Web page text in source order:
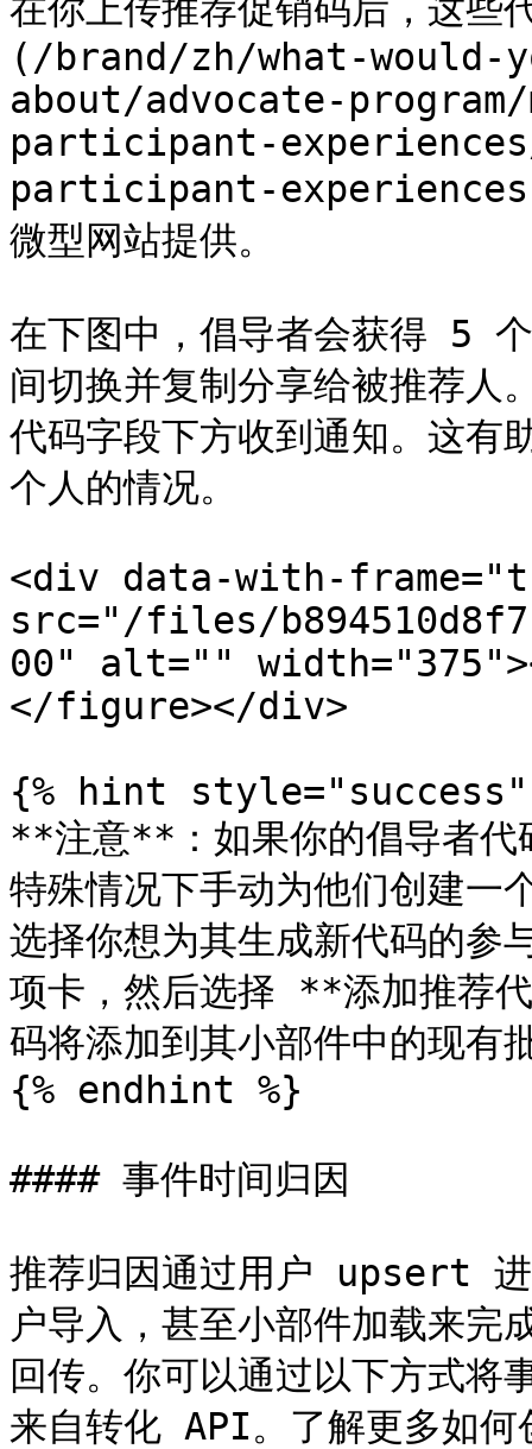
在你上传推荐促销码后，这
(/brand/zh/what-
about/advocate-program/
participant-
participant-
微型网站提供。
在下图中，倡导者会获得 5
间切换并复制分享给被推荐人
代码字段下方收到通知。这有
个人的情况。
<div data-with-
src="/files/
00" alt=""
</figure></div>
{% hint style="success"
**注意**：如果你的倡导者代
特殊情况下手动为他们创建
选择你想为其生成新代码的
项卡，然后选择 **添加推荐
码将添加到其小部件中的现有
{% endhint %}
#### 事件时间归因
推荐归因通过用户 upsert
户导入，甚至小部件加载来完
回传。你可以通过以下方式
来自转化 API。了解更多如